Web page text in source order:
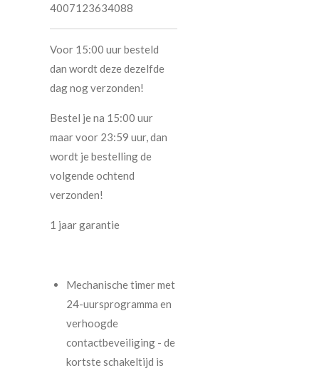
4007123634088
Voor 15:00 uur besteld
dan wordt deze dezelfde
dag nog verzonden!
Bestel je na 15:00 uur
maar voor 23:59 uur, dan
wordt je bestelling de
volgende ochtend
verzonden!
1 jaar garantie
Mechanische timer met
24-uursprogramma en
verhoogde
contactbeveiliging - de
kortste schakeltijd is